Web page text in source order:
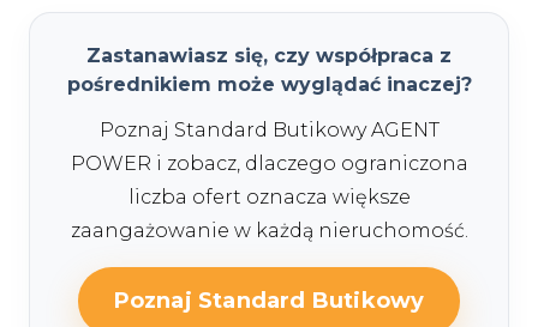
Zastanawiasz się, czy współpraca z
pośrednikiem może wyglądać inaczej?
Poznaj Standard Butikowy AGENT
POWER i zobacz, dlaczego ograniczona
liczba ofert oznacza większe
zaangażowanie w każdą nieruchomość.
Poznaj Standard Butikowy